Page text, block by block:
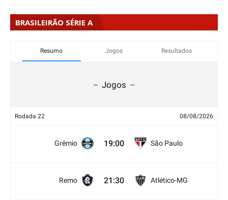
BRASILEIRÃO SÉRIE A
Resumo Jogos Resultados
Jogos
Rodada 22 08/08/2026
Grêmio 19:00 São Paulo
Remo 21:30 Atlético-MG